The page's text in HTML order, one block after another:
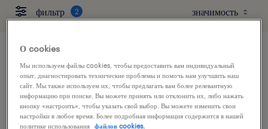
фильтр 2
wypędy, mazowieckie
временная работа
О cookies
Мы используем файлы cookies, чтобы предоставить вам индивидуальный
опыт, диагностировать технические проблемы и помочь нам улучшить наш
сайт. Мы также используем их, чтобы предлагать вам более релевантную
информацию при поиске. Вы можете принять или отклонить их, либо нажать
кнопку «настроить», чтобы указать свой выбор. Вы можете изменить свои
настройки в любое время. Более подробная информация содержится в нашей
политике использования
файлов cookies.